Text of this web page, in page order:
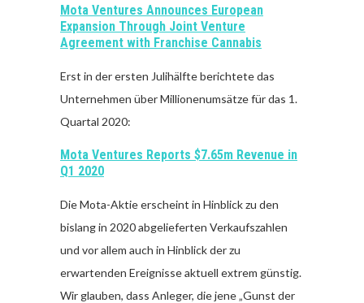
Mota Ventures Announces European
Expansion Through Joint Venture
Agreement with Franchise Cannabis
Erst in der ersten Julihälfte berichtete das
Unternehmen über Millionenumsätze für das 1.
Quartal 2020:
Mota Ventures Reports $7.65m Revenue in
Q1 2020
Die Mota-Aktie erscheint in Hinblick zu den
bislang in 2020 abgelieferten Verkaufszahlen
und vor allem auch in Hinblick der zu
erwartenden Ereignisse aktuell extrem günstig.
Wir glauben, dass Anleger, die jene „Gunst der